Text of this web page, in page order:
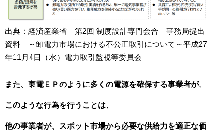
出典：経済産業省 第2回 制度設計専門会合 事務局提出
資料 ～卸電力市場における不公正取引について～平成27
年11月4日（水）電力取引監視等委員会
また、東電ＥＰのように多くの電源を確保する事業者が、
このような行為を行うことは、
他の事業者が、スポット市場から必要な供給力を適正な価